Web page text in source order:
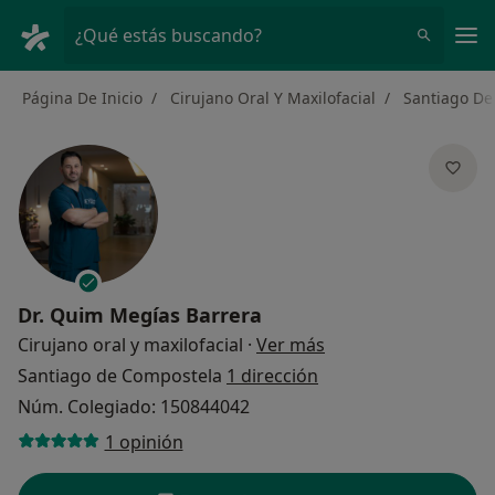
¿Qué estás buscando?
Página De Inicio Cirujano Oral Y Maxilofacial Santiago
Dr. Quim Megías Barrera
Cirujano oral y maxilofacial · Ver más
Santiago de Compostela 1 dirección
Núm. Colegiado: 150844042
1 opinión